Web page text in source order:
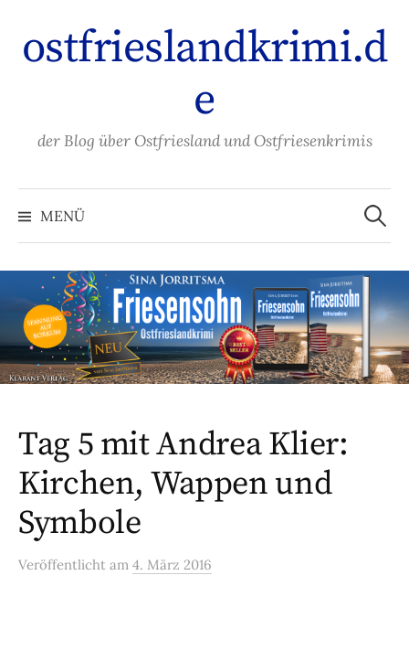
Inhalt
überspringen
ostfrieslandkrimi.d
e
der Blog über Ostfriesland und Ostfriesenkrimis
MENÜ
Suchen
nach:
Tag 5 mit Andrea Klier:
Kirchen, Wappen und
Symbole
Veröffentlicht am 4. März 2016